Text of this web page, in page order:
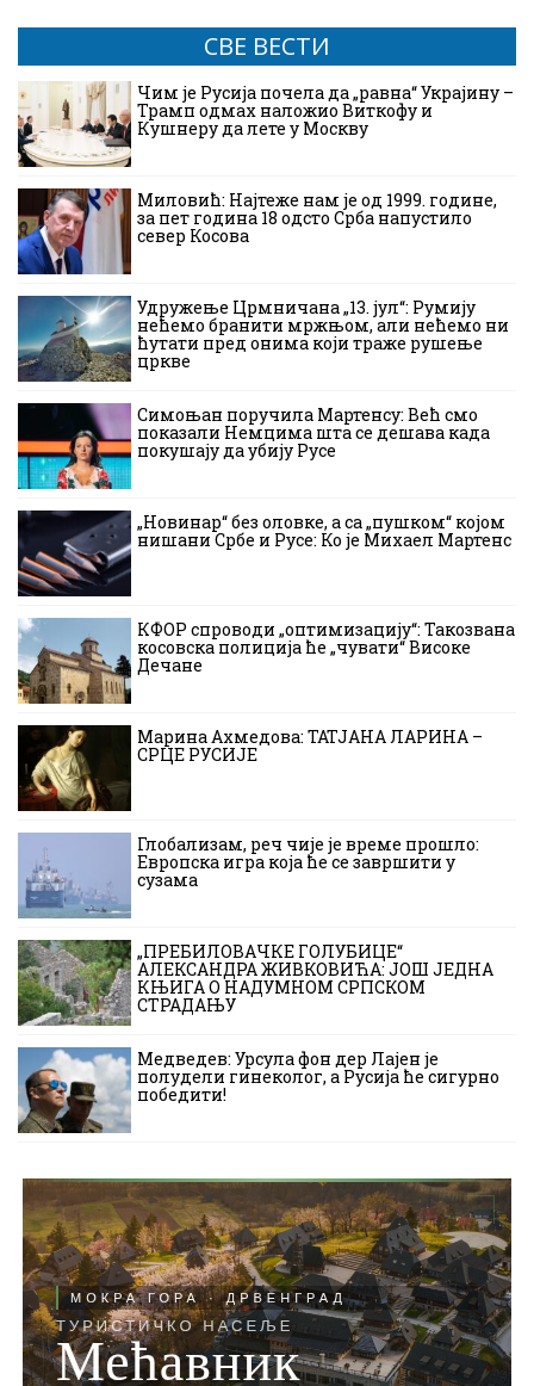
СВЕ ВЕСТИ
Чим је Русија почела да „равна“ Украјину –
Трамп одмах наложио Виткофу и
Кушнеру да лете у Москву
Миловић: Најтеже нам је од 1999. године,
за пет година 18 одсто Срба напустило
север Косова
Удружење Црмничана „13. јул“: Румију
нећемо бранити мржњом, али нећемо ни
ћутати пред онима који траже рушење
цркве
Симоњан поручила Мартенсу: Већ смо
показали Немцима шта се дешава када
покушају да убију Русе
„Новинар“ без оловке, а са „пушком“ којом
нишани Србе и Русе: Ко је Михаел Мартенс
КФОР спроводи „оптимизацију“: Такозвана
косовска полиција ће „чувати“ Високе
Дечане
Марина Ахмедова: ТАТЈАНА ЛАРИНА –
СРЦЕ РУСИЈЕ
Глобализам, реч чије је време прошло:
Европска игра која ће се завршити у
сузама
„ПРЕБИЛОВАЧКЕ ГОЛУБИЦЕ“
АЛЕКСАНДРА ЖИВКОВИЋА: ЈОШ ЈЕДНА
КЊИГА О НАДУМНОМ СРПСКОМ
СТРАДАЊУ
Медведев: Урсула фон дер Лајен је
полудели гинеколог, а Русија ће сигурно
победити!